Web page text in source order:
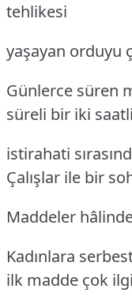
tehlikesi
yaşayan orduyu
Günlerce süren
süreli bir iki
istirahati
Çalışlar ile bir
Maddeler
Kadınlara
ilk madde çok